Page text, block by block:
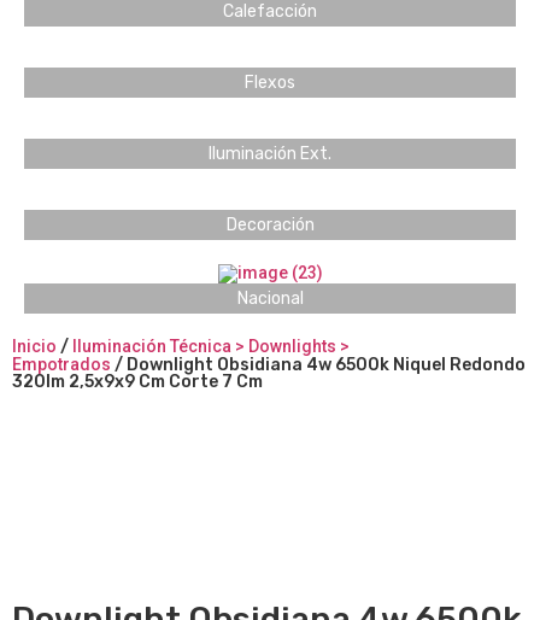
Calefacción
Flexos
Iluminación Ext.
Decoración
Nacional
Inicio /
Iluminación Técnica > Downlights >
Empotrados / Downlight Obsidiana 4w 6500k Niquel Redondo
320lm 2,5x9x9 Cm Corte 7 Cm